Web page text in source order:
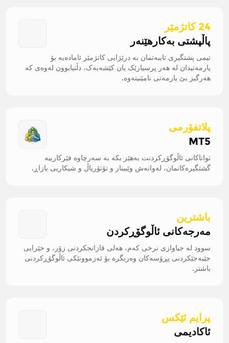
24 کاتژمێر
پاڵپشتی بەکارهێنەر
تیمی پشتگیری تایبەتمان بە درێژایی کاتژمێر ئامادەیە بۆ
یارمەتیدان لە هەر پرسیارێک یان کێشەیەک، دڵنیابوون لەوەی کە
هەرگیز بێ یارمەتی نامێنیتەوە.
پلاتفۆرمی
MT5
تواناکانی ئاڵوگۆڕکردنت بەهێز بکە بە سەرچاوە فێرکارییە
گشتگیرەکانمان، لەوانەش وێبینار و تۆتۆریاڵ و شیکاریی بازاڕ.
باشترین
مەرجەکانی ئاڵوگۆڕکردن
سوود لە جیاوازی نرخی کەم، هەلی قازانجکردنی زۆر، و خێرایی
جێبەجێکردنی پڕۆسەکان وەربگرە بۆ ئەزموونێکی ئاڵوگۆڕکردنی
باشتر.
پرایم ئێکس
ئاکادیمی